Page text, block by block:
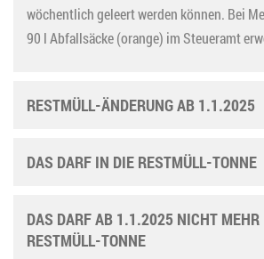
wöchentlich geleert werden können. Bei
90 l Abfallsäcke (orange) im Steueramt
RESTMÜLL-ÄNDERUNG AB 1.1.2025
DAS DARF IN DIE RESTMÜLL-TONNE
DAS DARF AB 1.1.2025 NICHT MEHR
RESTMÜLL-TONNE